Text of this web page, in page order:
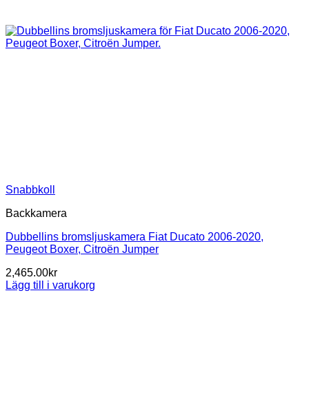
Snabbkoll
Backkamera
Dubbellins bromsljuskamera Fiat Ducato 2006-2020,
Peugeot Boxer, Citroën Jumper
2,465.00kr
Lägg till i varukorg